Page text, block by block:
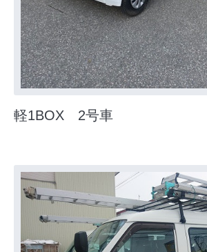
軽1BOX 2号車